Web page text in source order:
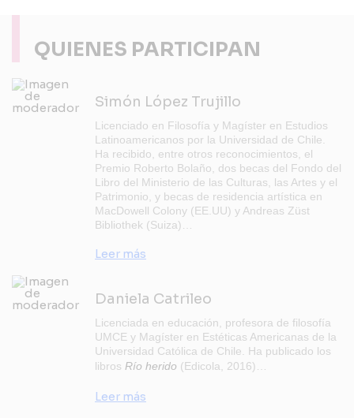
QUIENES PARTICIPAN
Simón López Trujillo
Licenciado en Filosofía y Magíster en Estudios
Latinoamericanos por la Universidad de Chile.
Ha recibido, entre otros reconocimientos, el
Premio Roberto Bolaño, dos becas del Fondo del
Libro del Ministerio de las Culturas, las Artes y el
Patrimonio, y becas de residencia artística en
MacDowell Colony (EE.UU) y Andreas Züst
Bibliothek (Suiza)…
Leer más
Daniela Catrileo
Licenciada en educación, profesora de filosofía
UMCE y Magíster en Estéticas Americanas de la
Universidad Católica de Chile. Ha publicado los
libros Río herido (Edicola, 2016)…
Leer más